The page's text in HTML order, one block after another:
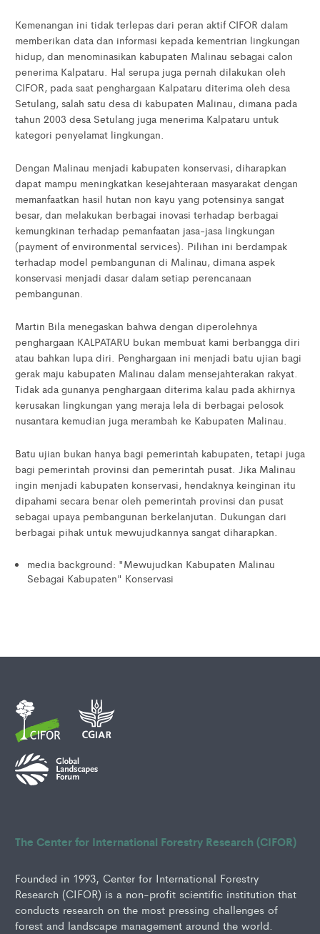
Kemenangan ini tidak terlepas dari peran aktif CIFOR dalam
memberikan data dan informasi kepada kementrian lingkungan
hidup, dan menominasikan kabupaten Malinau sebagai calon
penerima Kalpataru. Hal serupa juga pernah dilakukan oleh
CIFOR, pada saat penghargaan Kalpataru diterima oleh desa
Setulang, salah satu desa di kabupaten Malinau, dimana pada
tahun 2003 desa Setulang juga menerima Kalpataru untuk
kategori penyelamat lingkungan.
Dengan Malinau menjadi kabupaten konservasi, diharapkan
dapat mampu meningkatkan kesejahteraan masyarakat dengan
memanfaatkan hasil hutan non kayu yang potensinya sangat
besar, dan melakukan berbagai inovasi terhadap berbagai
kemungkinan terhadap pemanfaatan jasa-jasa lingkungan
(payment of environmental services). Pilihan ini berdampak
terhadap model pembangunan di Malinau, dimana aspek
konservasi menjadi dasar dalam setiap perencanaan
pembangunan.
Martin Bila menegaskan bahwa dengan diperolehnya
penghargaan KALPATARU bukan membuat kami berbangga diri
atau bahkan lupa diri. Penghargaan ini menjadi batu ujian bagi
gerak maju kabupaten Malinau dalam mensejahterakan rakyat.
Tidak ada gunanya penghargaan diterima kalau pada akhirnya
kerusakan lingkungan yang meraja lela di berbagai pelosok
nusantara kemudian juga merambah ke Kabupaten Malinau.
Batu ujian bukan hanya bagi pemerintah kabupaten, tetapi juga
bagi pemerintah provinsi dan pemerintah pusat. Jika Malinau
ingin menjadi kabupaten konservasi, hendaknya keinginan itu
dipahami secara benar oleh pemerintah provinsi dan pusat
sebagai upaya pembangunan berkelanjutan. Dukungan dari
berbagai pihak untuk mewujudkannya sangat diharapkan.
media background: "Mewujudkan Kabupaten Malinau
Sebagai Kabupaten" Konservasi
The Center for International Forestry Research (CIFOR)
Founded in 1993, Center for International Forestry
Research (CIFOR) is a non-profit scientific institution that
conducts research on the most pressing challenges of
forest and landscape management around the world.